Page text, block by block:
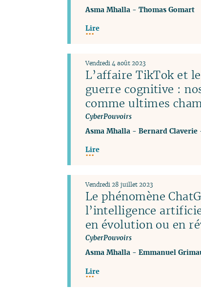
Asma Mhalla - Thomas Gomart
Lire
L’affaire TikTok et
guerre cognitive :
comme ultimes
CyberPouvoirs
Vendredi 4 août 2023
Asma Mhalla- Bernard Claverie
Lire
Le phénomène
l’intelligence
en évolution ou en
CyberPouvoirs
Vendredi 28 juillet 2023
Asma Mhalla- Emmanuel
Lire